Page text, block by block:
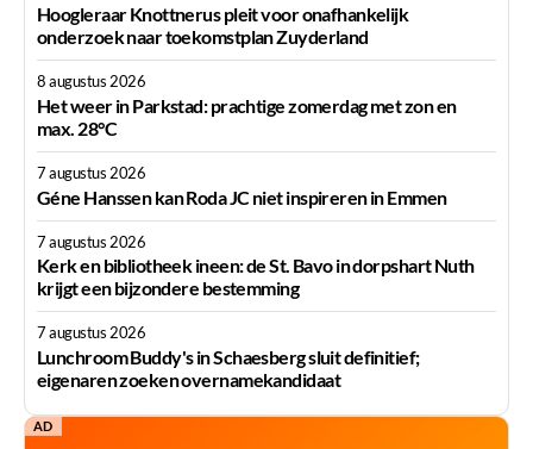
Hoogleraar Knottnerus pleit voor onafhankelijk
onderzoek naar toekomstplan Zuyderland
8 augustus 2026
Het weer in Parkstad: prachtige zomerdag met zon en
max. 28°C
7 augustus 2026
Géne Hanssen kan Roda JC niet inspireren in Emmen
7 augustus 2026
Kerk en bibliotheek ineen: de St. Bavo in dorpshart Nuth
krijgt een bijzondere bestemming
7 augustus 2026
Lunchroom Buddy's in Schaesberg sluit definitief;
eigenaren zoeken overnamekandidaat
AD